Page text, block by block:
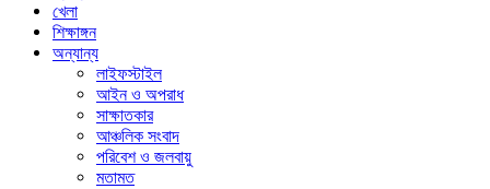
খেলা
শিক্ষাঙ্গন
অন্যান্য
লাইফস্টাইল
আইন ও অপরাধ
সাক্ষাতকার
আঞ্চলিক সংবাদ
পরিবেশ ও জলবায়ু
মতামত